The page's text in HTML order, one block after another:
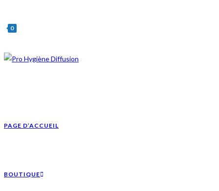
content
0
PAGE D’ACCUEIL
BOUTIQUE